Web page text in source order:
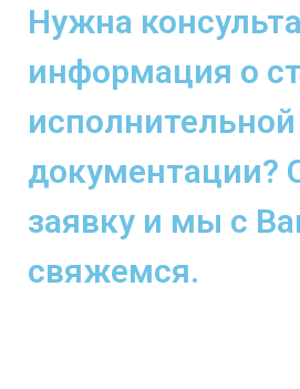
Нужна
информация о
исполнительной
документации?
заявку и мы с
свяжемся.